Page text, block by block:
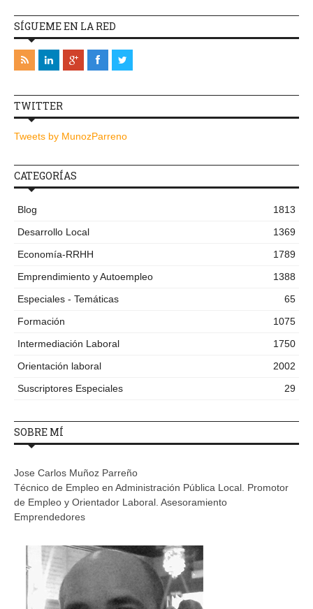
SÍGUEME EN LA RED
TWITTER
Tweets by MunozParreno
CATEGORÍAS
Blog
1813
Desarrollo Local
1369
Economía-RRHH
1789
Emprendimiento y Autoempleo
1388
Especiales - Temáticas
65
Formación
1075
Intermediación Laboral
1750
Orientación laboral
2002
Suscriptores Especiales
29
SOBRE MÍ
Jose Carlos Muñoz Parreño
Técnico de Empleo en Administración Pública Local. Promotor
de Empleo y Orientador Laboral. Asesoramiento
Emprendedores